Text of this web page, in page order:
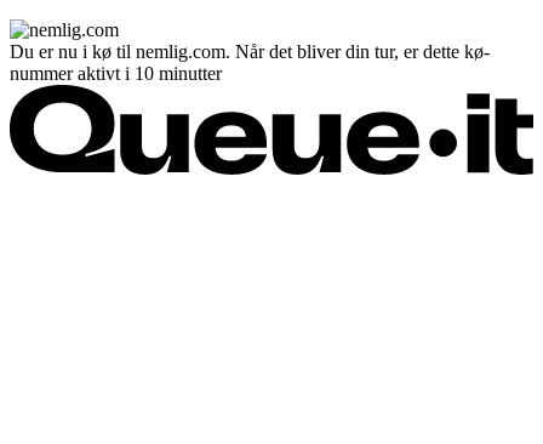
Du er nu i kø til nemlig.com. Når det bliver din tur, er dette kø-
nummer aktivt i 10 minutter